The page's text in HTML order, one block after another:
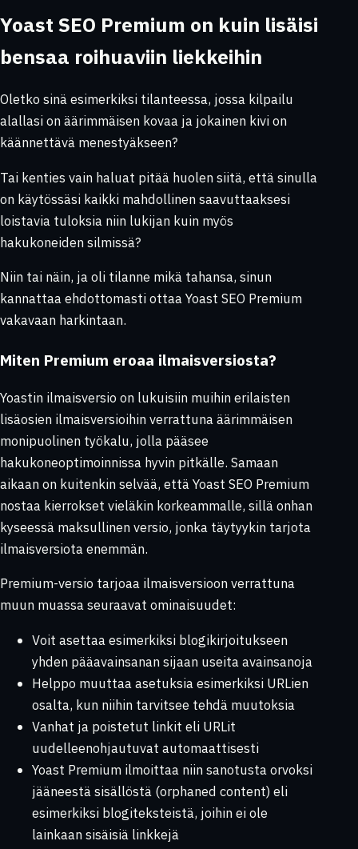
Yoast SEO Premium on kuin lisäisi
bensaa roihuaviin liekkeihin
Oletko sinä esimerkiksi tilanteessa, jossa kilpailu
alallasi on äärimmäisen kovaa ja jokainen kivi on
käännettävä menestyäkseen?
Tai kenties vain haluat pitää huolen siitä, että sinulla
on käytössäsi kaikki mahdollinen saavuttaaksesi
loistavia tuloksia niin lukijan kuin myös
hakukoneiden silmissä?
Niin tai näin, ja oli tilanne mikä tahansa, sinun
kannattaa ehdottomasti ottaa Yoast SEO Premium
vakavaan harkintaan.
Miten Premium eroaa ilmaisversiosta?
Yoastin ilmaisversio on lukuisiin muihin erilaisten
lisäosien ilmaisversioihin verrattuna äärimmäisen
monipuolinen työkalu, jolla pääsee
hakukoneoptimoinnissa hyvin pitkälle. Samaan
aikaan on kuitenkin selvää, että Yoast SEO Premium
nostaa kierrokset vieläkin korkeammalle, sillä onhan
kyseessä maksullinen versio, jonka täytyykin tarjota
ilmaisversiota enemmän.
Premium-versio tarjoaa ilmaisversioon verrattuna
muun muassa seuraavat ominaisuudet:
Voit asettaa esimerkiksi blogikirjoitukseen
yhden pääavainsanan sijaan useita avainsanoja
Helppo muuttaa asetuksia esimerkiksi URLien
osalta, kun niihin tarvitsee tehdä muutoksia
Vanhat ja poistetut linkit eli URLit
uudelleenohjautuvat automaattisesti
Yoast Premium ilmoittaa niin sanotusta orvoksi
jääneestä sisällöstä (orphaned content) eli
esimerkiksi blogiteksteistä, joihin ei ole
lainkaan sisäisiä linkkejä